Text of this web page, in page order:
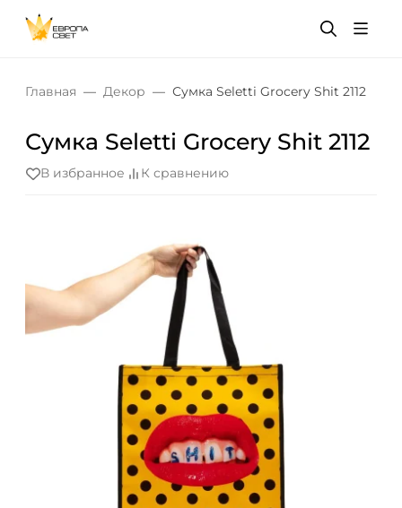
Главная Декор Сумка Seletti Grocery Shit 2112
Сумка Seletti Grocery Shit 2112
В избранное К сравнению